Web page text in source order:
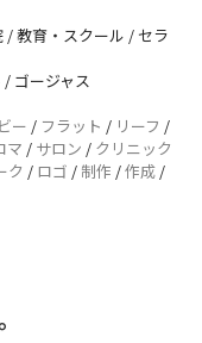
/ 教育・スクール / セラ
/ ゴージャス
ー / フラット / リーフ /
マ / サロン / クリニック
ク / ロゴ / 制作 /作成 /